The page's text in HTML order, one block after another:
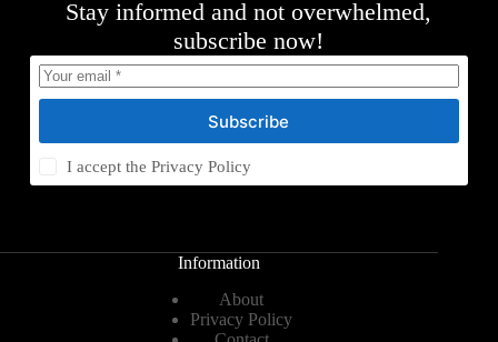
Stay informed and not overwhelmed,
subscribe now!
Subscribe
I accept thePrivacy Policy
Information
About
Privacy Policy